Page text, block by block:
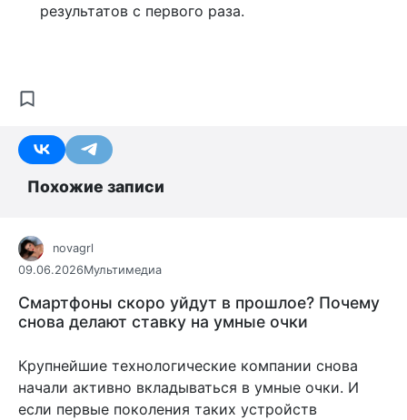
результатов с первого раза.
Похожие записи
novagrl
09.06.2026Мультимедиа
Смартфоны скоро уйдут в прошлое? Почему
снова делают ставку на умные очки
Крупнейшие технологические компании снова
начали активно вкладываться в умные очки. И
если первые поколения таких устройств